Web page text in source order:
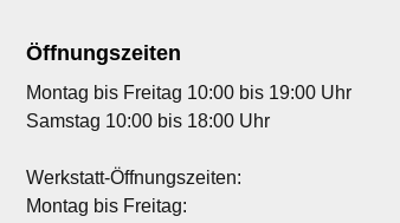
Öffnungszeiten
Montag bis Freitag 10:00 bis 19:00 Uhr
Samstag 10:00 bis 18:00 Uhr
Werkstatt-Öffnungszeiten:
Montag bis Freitag: